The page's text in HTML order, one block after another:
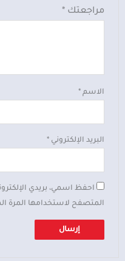
مراجعتك *
الاسم*
البريد الإلكتروني *
احفظ اسمي، بريدي
المتصفح لاستخدامها المرة